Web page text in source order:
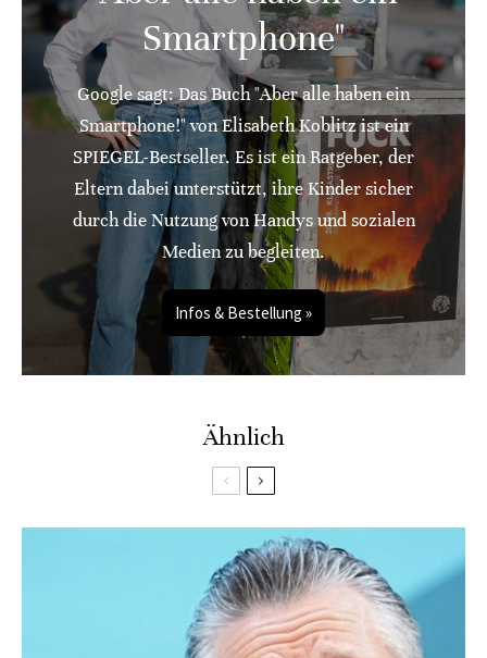
Smartphone"
Google sagt: Das Buch "Aber alle haben ein
Smartphone!" von Elisabeth Koblitz ist ein
SPIEGEL-Bestseller. Es ist ein Ratgeber, der
Eltern dabei unterstützt, ihre Kinder sicher
durch die Nutzung von Handys und sozialen
Medien zu begleiten.
Infos & Bestellung »
Ähnlich